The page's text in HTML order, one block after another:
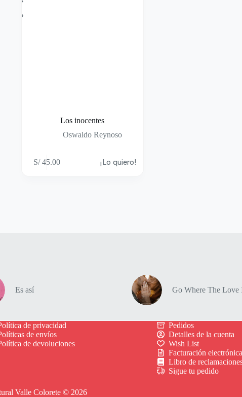
Los inocentes
Oswaldo Reynoso
S/45.00 ¡Lo quiero!
Es así Go Where The Love
de privacidad
de envíos
de devoluciones
Pedidos
Detalles de la cuenta
Wish List
Facturación electrónica
Libro de
Sigue tu pedido
Valle Colorete © 2026